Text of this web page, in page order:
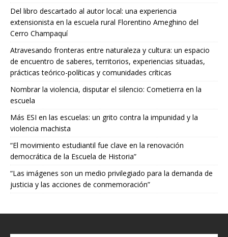
Del libro descartado al autor local: una experiencia
extensionista en la escuela rural Florentino Ameghino del
Cerro Champaquí
Atravesando fronteras entre naturaleza y cultura: un espacio
de encuentro de saberes, territorios, experiencias situadas,
prácticas teórico-políticas y comunidades críticas
Nombrar la violencia, disputar el silencio: Cometierra en la
escuela
Más ESI en las escuelas: un grito contra la impunidad y la
violencia machista
“El movimiento estudiantil fue clave en la renovación
democrática de la Escuela de Historia”
“Las imágenes son un medio privilegiado para la demanda de
justicia y las acciones de conmemoración”